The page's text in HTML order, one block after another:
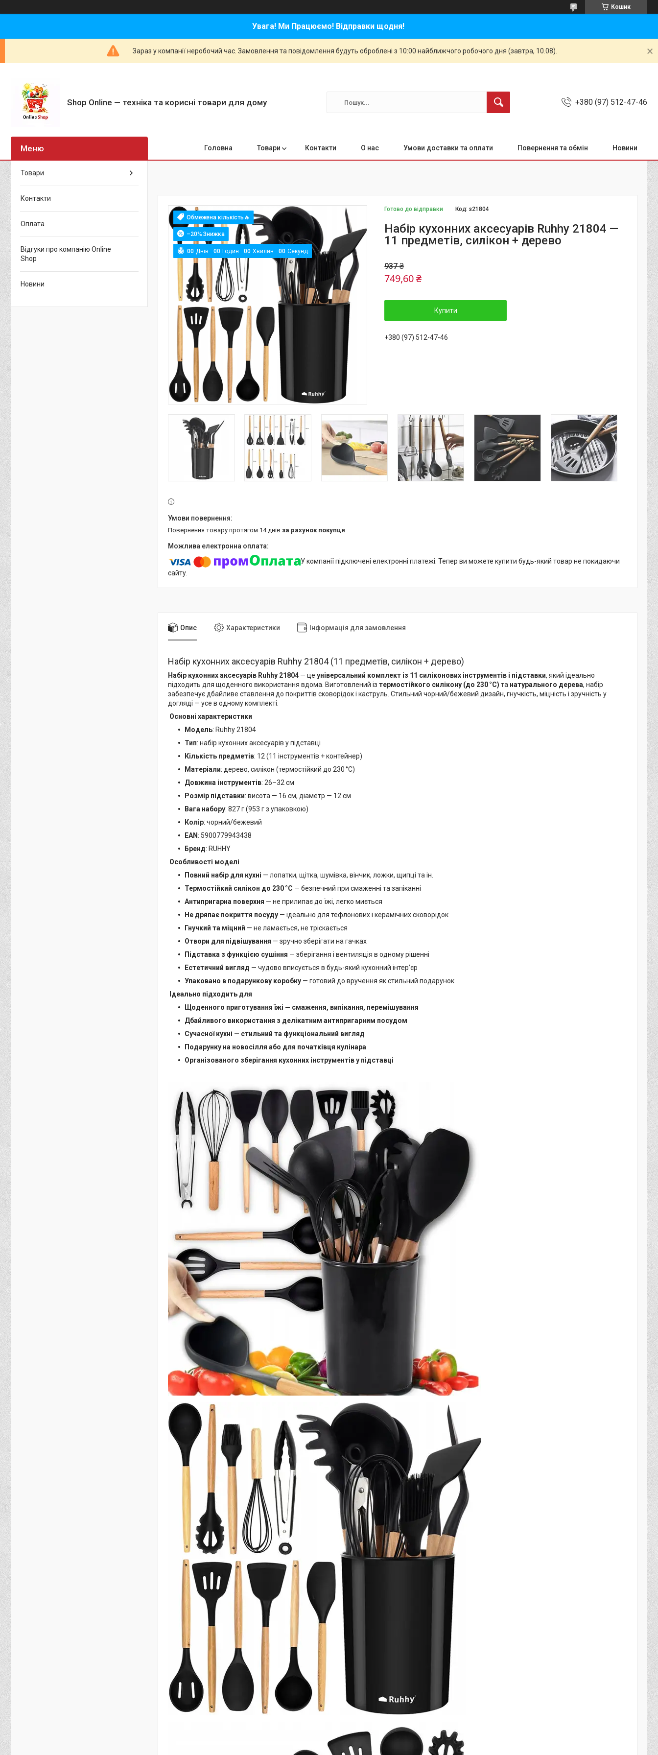
Кошик
Увага! Ми Працюємо! Відправки щодня!
Зараз у компанії неробочий час. Замовлення та повідомлення будуть оброблені з 10:00 найближчого робочого дня (завтра, 10.08).
Shop Online — техніка та корисні товари для дому +380 (97) 512-47-46
Головна Товари Контакти О нас Умови доставки та оплати Повернення та обмін Новини
Обмежена кількість🔥
–20%
00 Днів 00 Годин 00 Хвилин 00 Секунд
Готово до відправки Код:з21804
Набір кухонних аксесуарів Ruhhy 21804 —
11 предметів, силікон + дерево
937 ₴
749,60 ₴
Купити
+380 (97) 512-47-46
повернення товару протягом 14 днів за рахунок покупця
У компанії підключені електронні платежі. Тепер ви можете купити будь-який товар не покидаючи
сайту.
Опис Характеристики Інформація для замовлення
Набір кухонних аксесуарів Ruhhy 21804 (11 предметів, силікон + дерево)
Набір кухонних аксесуарів Ruhhy 21804 — це універсальний комплект із 11 силіконових інструментів і підставки, який ідеально
підходить для щоденного використання вдома. Виготовлений із термостійкого силікону (до 230 °C) та натурального дерева, набір
забезпечує дбайливе ставлення до покриттів сковорідок і каструль. Стильний чорний/бежевий дизайн, гнучкість, міцність і зручність у
догляді — усе в одному комплекті.
Основні характеристики
Модель: Ruhhy 21804
Тип: набір кухонних аксесуарів у підставці
Кількість предметів: 12 (11 інструментів + контейнер)
Матеріали: дерево, силікон (термостійкий до 230 °C)
Довжина інструментів: 26–32 см
Розмір підставки: висота — 16 см, діаметр — 12 см
Вага набору: 827 г (953 г з упаковкою)
Колір: чорний/бежевий
EAN: 5900779943438
Бренд: RUHHY
Особливості моделі
Повний набір для кухні — лопатки, щітка, шумівка, вінчик, ложки, щипці та ін.
Термостійкий силікон до 230 °C — безпечний при смаженні та запіканні
Антипригарна поверхня — не прилипає до їжі, легко миється
Не дряпає покриття посуду — ідеально для тефлонових і керамічних сковорідок
Гнучкий та міцний — не ламається, не тріскається
Отвори для підвішування — зручно зберігати на гачках
Підставка з функцією сушіння — зберігання і вентиляція в одному рішенні
Естетичний вигляд — чудово вписується в будь-який кухонний інтерʼєр
Упаковано в подарункову коробку — готовий до вручення як стильний подарунок
Ідеально підходить для
Щоденного приготування їжі — смаження, випікання, перемішування
Дбайливого використання з делікатним антипригарним посудом
Сучасної кухні — стильний та функціональний вигляд
Подарунку на новосілля або для початківця кулінара
Організованого зберігання кухонних інструментів у підставці
Товари
Контакти
Оплата
Відгуки про компанію Online
Shop
Новини